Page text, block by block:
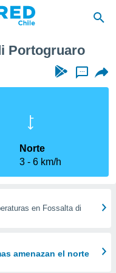
Portogruaro
...
Norte
3
6 km/h
en Fossalta di
amenazan el norte